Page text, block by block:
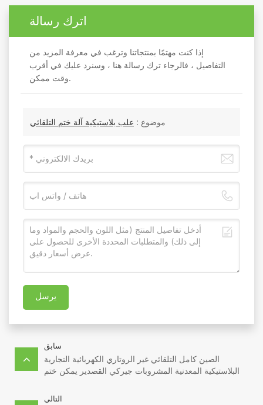
اترك رسالة
إذا كنت مهتمًا بمنتجاتنا وترغب في معرفة المزيد من
التفاصيل ، فالرجاء ترك رسالة هنا ، وسنرد عليك في أقرب
وقت ممكن.
موضوع : علب بلاستيكية آلة ختم التلقائي
يرسل
سابق
الصين كامل التلقائي غير الروتاري الكهربائية التجارية
البلاستيكية المعدنية المشروبات جيركي القصدير يمكن ختم
التالي